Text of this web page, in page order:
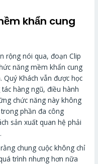
khẩn cung
rộng nói qua, đoạn Clip
năng mềm khẩn cung
Quý Khách vẫn được học
hàng ngũ, điều hành
chức năng này không
phần đa công
sản xuất quan hệ phải
chung cuộc không chỉ
trình nhưng hơn nữa